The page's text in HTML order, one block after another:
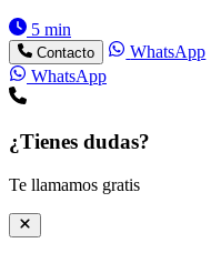
5 min
Contacto
WhatsApp
WhatsApp
¿Tienes dudas?
Te llamamos gratis